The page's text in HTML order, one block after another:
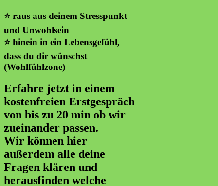
⭐️ raus aus deinem Stresspunkt
und Unwohlsein
⭐️ hinein in ein Lebensgefühl,
dass du dir wünschst
(Wohlfühlzone)
Erfahre jetzt in einem
kostenfreien Erstgespräch
von bis zu 20 min ob wir
zueinander passen.
Wir können hier
außerdem alle deine
Fragen klären und
herausfinden welche